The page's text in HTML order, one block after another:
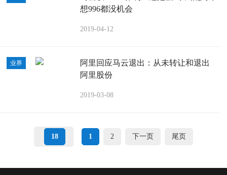
想996都没机会
2019-04-12
业界
阿里回应马云退出：从未转让和退出
阿里股份
2019-03-08
18 1 2 下一页 尾页